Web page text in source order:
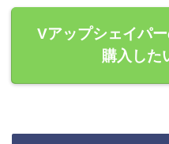
Vアップシェイパ
購入した